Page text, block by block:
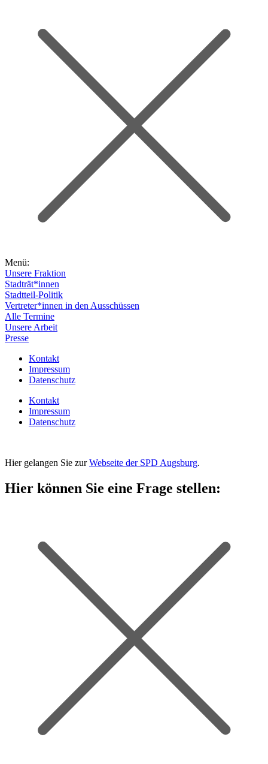
Menü:
Unsere Fraktion
Stadträt*innen
Stadtteil-Politik
Vertreter*innen in den Ausschüssen
Alle Termine
Unsere Arbeit
Presse
Kontakt
Impressum
Datenschutz
Kontakt
Impressum
Datenschutz
Hier gelangen Sie zurWebseite der SPD Augsburg.
Hier können Sie eine Frage stellen: